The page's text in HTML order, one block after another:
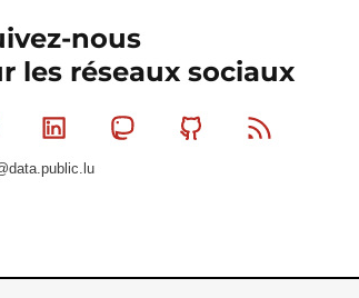
nous
les réseaux sociaux
Bluesky Linkedin MastodonGithub